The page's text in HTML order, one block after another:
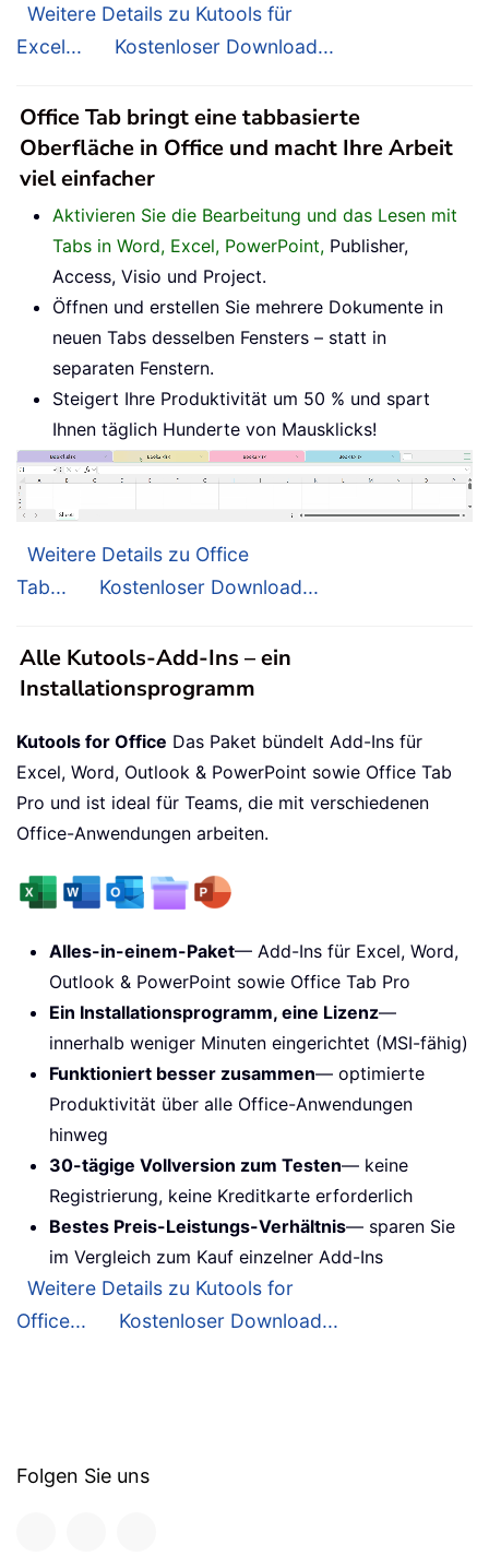
Weitere Details zu Kutools für
Excel...
Kostenloser Download...
Office Tab bringt eine tabbasierte
Oberfläche in Office und macht Ihre Arbeit
viel einfacher
Aktivieren Sie die Bearbeitung und das Lesen mit
Tabs in Word, Excel, PowerPoint, Publisher,
Access, Visio und Project.
Öffnen und erstellen Sie mehrere Dokumente in
neuen Tabs desselben Fensters – statt in
separaten Fenstern.
Steigert Ihre Produktivität um 50 % und spart
Ihnen täglich Hunderte von Mausklicks!
Weitere Details zu Office
Tab...
Kostenloser Download...
Alle Kutools-Add-Ins – ein
Installationsprogramm
Kutools for Office Das Paket bündelt Add-Ins für
Excel, Word, Outlook & PowerPoint sowie Office Tab
Pro und ist ideal für Teams, die mit verschiedenen
Office-Anwendungen arbeiten.
Alles-in-einem-Paket— Add-Ins für Excel, Word,
Outlook & PowerPoint sowie Office Tab Pro
Ein Installationsprogramm, eine Lizenz—
innerhalb weniger Minuten eingerichtet (MSI-fähig)
Funktioniert besser zusammen— optimierte
Produktivität über alle Office-Anwendungen
hinweg
30-tägige Vollversion zum Testen— keine
Registrierung, keine Kreditkarte erforderlich
Bestes Preis-Leistungs-Verhältnis— sparen Sie
im Vergleich zum Kauf einzelner Add-Ins
Weitere Details zu Kutools for
Office...
Kostenloser Download...
Folgen Sie uns